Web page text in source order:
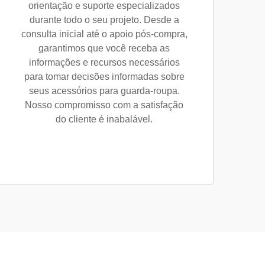
orientação e suporte especializados
durante todo o seu projeto. Desde a
consulta inicial até o apoio pós-compra,
garantimos que você receba as
informações e recursos necessários
para tomar decisões informadas sobre
seus acessórios para guarda-roupa.
Nosso compromisso com a satisfação
do cliente é inabalável.